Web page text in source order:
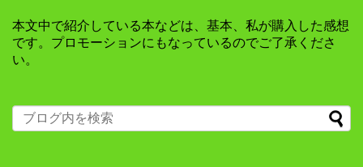
本文中で紹介している本などは、基本、私が購入した感想
です。プロモーションにもなっているのでご了承くださ
い。